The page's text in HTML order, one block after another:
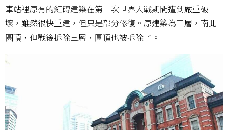
車站裡原有的紅磚建築在第二次世界大戰期間遭到嚴重破
壞，雖然很快重建，但只是部分修復。原建築為三層，南北
圓頂，但戰後拆除三層，圓頂也被拆除了。